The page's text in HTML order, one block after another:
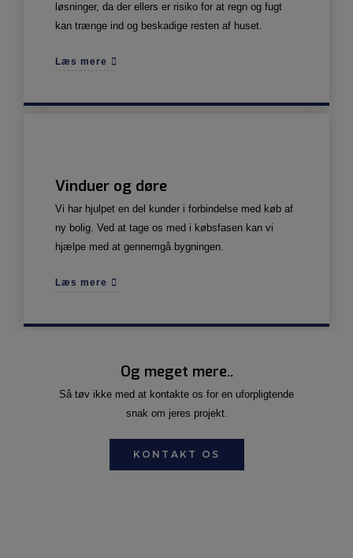
løsninger, da der ellers er risiko for at regn og fugt
kan trænge ind og beskadige resten af huset.
Læs mere
Vinduer og døre
Vi har hjulpet en del kunder i forbindelse med køb af
ny bolig. Ved at tage os med i købsfasen kan vi
hjælpe med at gennemgå bygningen.
Læs mere
Og meget mere..
Så tøv ikke med at kontakte os for en uforpligtende
snak om jeres projekt.
KONTAKT OS